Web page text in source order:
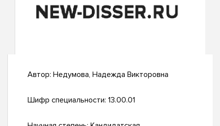
Автор: Недумова, Надежда Викторовна
Шифр специальности: 13.00.01